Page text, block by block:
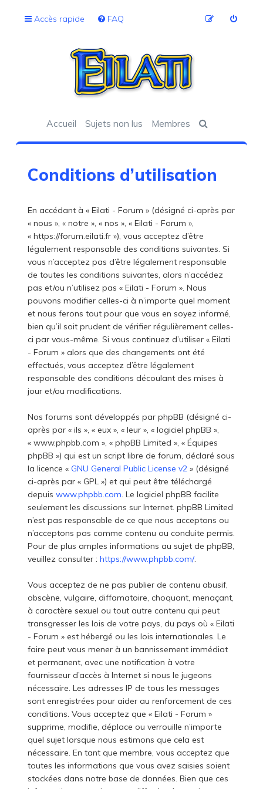
Accès rapide FAQ
Accueil Sujets non lus Membres
Conditions d’utilisation
En accédant à « Eilati - Forum » (désigné ci-après par
« nous », « notre », « nos », « Eilati - Forum »,
« https://forum.eilati.fr »), vous acceptez d’être
légalement responsable des conditions suivantes. Si
vous n’acceptez pas d’être légalement responsable
de toutes les conditions suivantes, alors n’accédez
pas et/ou n’utilisez pas « Eilati - Forum ». Nous
pouvons modifier celles-ci à n’importe quel moment
et nous ferons tout pour que vous en soyez informé,
bien qu’il soit prudent de vérifier régulièrement celles-
ci par vous-même. Si vous continuez d’utiliser « Eilati
- Forum » alors que des changements ont été
effectués, vous acceptez d’être légalement
responsable des conditions découlant des mises à
jour et/ou modifications.
Nos forums sont développés par phpBB (désigné ci-
après par « ils », « eux », « leur », « logiciel phpBB »,
« www.phpbb.com », « phpBB Limited », « Équipes
phpBB ») qui est un script libre de forum, déclaré sous
la licence «GNU General Public License v2 » (désigné
ci-après par « GPL ») et qui peut être téléchargé
depuiswww.phpbb.com. Le logiciel phpBB facilite
seulement les discussions sur Internet. phpBB Limited
n’est pas responsable de ce que nous acceptons ou
n’acceptons pas comme contenu ou conduite permis.
Pour de plus amples informations au sujet de phpBB,
veuillez consulter :https://www.phpbb.com/.
Vous acceptez de ne pas publier de contenu abusif,
obscène, vulgaire, diffamatoire, choquant, menaçant,
à caractère sexuel ou tout autre contenu qui peut
transgresser les lois de votre pays, du pays où « Eilati
- Forum » est hébergé ou les lois internationales. Le
faire peut vous mener à un bannissement immédiat
et permanent, avec une notification à votre
fournisseur d’accès à Internet si nous le jugeons
nécessaire. Les adresses IP de tous les messages
sont enregistrées pour aider au renforcement de ces
conditions. Vous acceptez que « Eilati - Forum »
supprime, modifie, déplace ou verrouille n’importe
quel sujet lorsque nous estimons que cela est
nécessaire. En tant que membre, vous acceptez que
toutes les informations que vous avez saisies soient
stockées dans notre base de données. Bien que ces